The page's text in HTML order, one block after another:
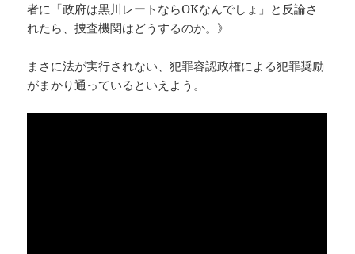
者に「政府は黒川レートならOKなんでしょ」と反論さ
れたら、捜査機関はどうするのか。》
まさに法が実行されない、犯罪容認政権による犯罪奨励
がまかり通っているといえよう。